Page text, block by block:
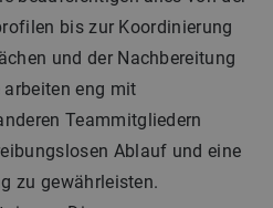
bis zur Koordinierung
und der Nachbereitung
eng mit
Teammitgliedern
Ablauf und eine
zu gewährleisten.